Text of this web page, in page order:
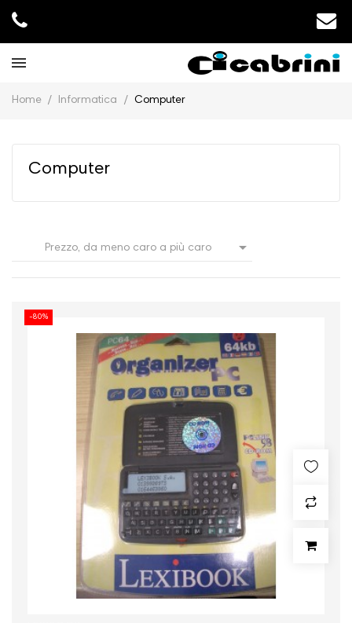
Home Informatica Computer
Computer
Prezzo, da meno caro a più caro 
-80%